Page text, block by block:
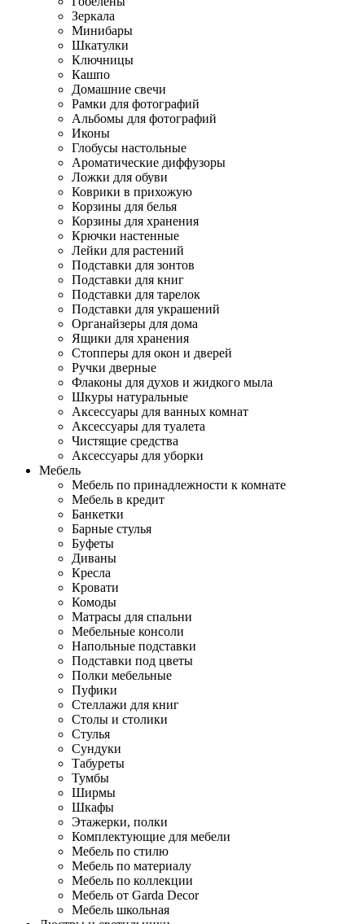
Зеркала
Минибары
Шкатулки
Ключницы
Кашпо
Домашние свечи
Рамки для фотографий
Альбомы для фотографий
Иконы
Глобусы настольные
Ароматические диффузоры
Ложки для обуви
Коврики в прихожую
Корзины для белья
Корзины для хранения
Крючки настенные
Лейки для растений
Подставки для зонтов
Подставки для книг
Подставки для тарелок
Подставки для украшений
Органайзеры для дома
Ящики для хранения
Стопперы для окон и дверей
Ручки дверные
Флаконы для духов и жидкого мыла
Шкуры натуральные
Аксессуары для ванных комнат
Аксессуары для туалета
Чистящие средства
Аксессуары для уборки
Мебель
Мебель по принадлежности к комнате
Мебель в кредит
Банкетки
Барные стулья
Буфеты
Диваны
Кресла
Кровати
Комоды
Матрасы для спальни
Мебельные консоли
Напольные подставки
Подставки под цветы
Полки мебельные
Пуфики
Стеллажи для книг
Столы и столики
Стулья
Сундуки
Табуреты
Тумбы
Ширмы
Шкафы
Этажерки, полки
Комплектующие для мебели
Мебель по стилю
Мебель по материалу
Мебель по коллекции
Мебель от Garda Decor
Мебель школьная